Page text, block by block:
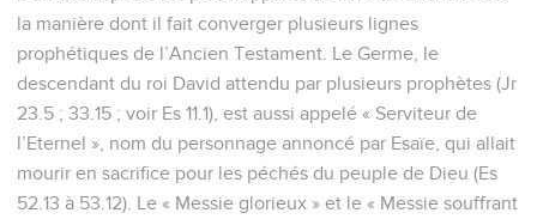
la manière dont il fait converger plusieurs lignes
prophétiques de l’Ancien Testament. Le Germe, le
descendant du roi David attendu par plusieurs prophètes (Jr
23.5 ; 33.15 ; voir Es 11.1), est aussi appelé « Serviteur de
l’Eternel », nom du personnage annoncé par Esaïe, qui allait
mourir en sacrifice pour les péchés du peuple de Dieu (Es
52.13 à 53.12). Le « Messie glorieux » et le « Messie souffrant